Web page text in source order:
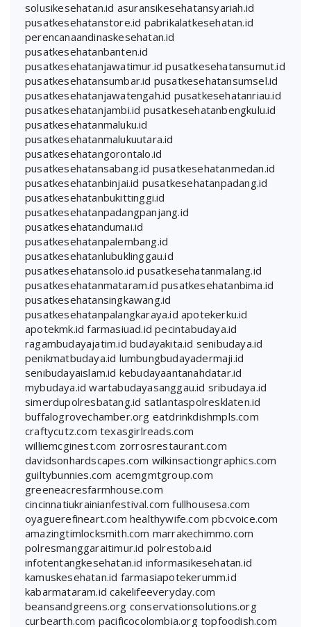
solusikesehatan.id asuransikesehatansyariah.id
pusatkesehatanstore.id pabrikalatkesehatan.id
perencanaandinaskesehatan.id
pusatkesehatanbanten.id
pusatkesehatanjawatimur.id pusatkesehatansumut.id
pusatkesehatansumbar.id pusatkesehatansumsel.id
pusatkesehatanjawatengah.id pusatkesehatanriau.id
pusatkesehatanjambi.id pusatkesehatanbengkulu.id
pusatkesehatanmaluku.id
pusatkesehatanmalukuutara.id
pusatkesehatangorontalo.id
pusatkesehatansabang.id pusatkesehatanmedan.id
pusatkesehatanbinjai.id pusatkesehatanpadang.id
pusatkesehatanbukittinggi.id
pusatkesehatanpadangpanjang.id
pusatkesehatandumai.id
pusatkesehatanpalembang.id
pusatkesehatanlubuklinggau.id
pusatkesehatansolo.id pusatkesehatanmalang.id
pusatkesehatanmataram.id pusatkesehatanbima.id
pusatkesehatansingkawang.id
pusatkesehatanpalangkaraya.id apotekerku.id
apotekmk.id farmasiuad.id pecintabudaya.id
ragambudayajatim.id budayakita.id senibudaya.id
penikmatbudaya.id lumbungbudayadermaji.id
senibudayaislam.id kebudayaantanahdatar.id
mybudaya.id wartabudayasanggau.id sribudaya.id
simerdupolresbatang.id satlantaspolresklaten.id
buffalogrovechamber.org eatdrinkdishmpls.com
craftycutz.com texasgirlreads.com
williemcginest.com zorrosrestaurant.com
davidsonhardscapes.com wilkinsactiongraphics.com
guiltybunnies.com acemgmtgroup.com
greeneacresfarmhouse.com
cincinnatiukrainianfestival.com fullhousesa.com
oyaguerefineart.com healthywife.com pbcvoice.com
amazingtimlocksmith.com marrakechimmo.com
polresmanggaraitimur.id polrestoba.id
infotentangkesehatan.id informasikesehatan.id
kamuskesehatan.id farmasiapotekerumm.id
kabarmataram.id cakelifeeveryday.com
beansandgreens.org conservationsolutions.org
curbearth.com pacificocolombia.org topfoodish.com